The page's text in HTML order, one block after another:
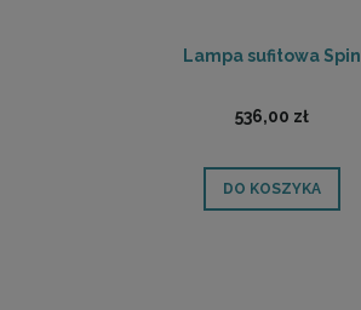
Lampa sufitowa Spin
536,00 zł
DO KOSZYKA